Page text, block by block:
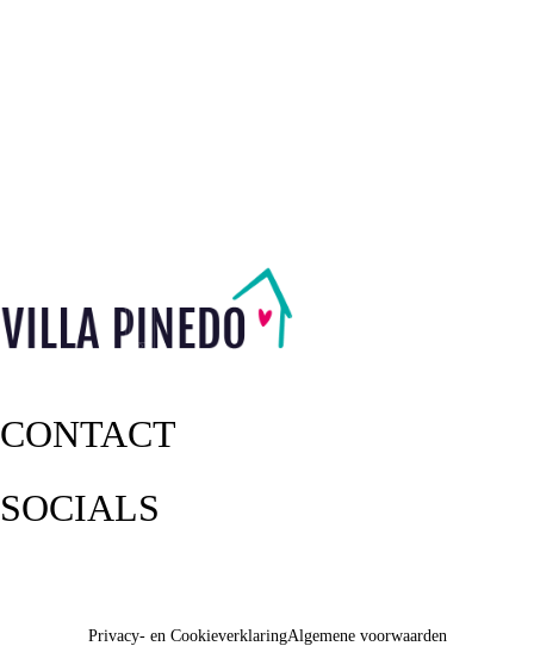
CONTACT
SOCIALS
Privacy- en CookieverklaringAlgemene voorwaarden